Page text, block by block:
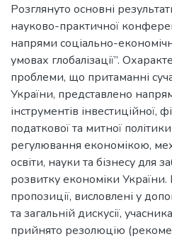
Розглянуто основні
науково-практичної
напрями соціально-
умовах глобалізації”.
проблеми, що притаманні
України, представлено
інструментів інвестиційної,
податкової та митної
регулювання економікою,
освіти, науки та бізнесу для
розвитку економіки України.
пропозиції, висловлені у
та загальній дискусії,
прийнято резолюцію